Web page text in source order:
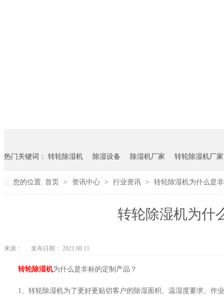
热门关键词： 转轮除湿机 除湿设备 除湿机厂家 转轮除湿机厂家
您的位置: 首页 > 资讯中心 > 行业资讯 > 转轮除湿机为什么是非
转轮除湿机为什
来源： 发布日期： 2021.08.11
转轮除湿机为什么是非标的定制产品？
1、转轮除湿机为了更好更贴切客户的除湿面积、温湿度要求、